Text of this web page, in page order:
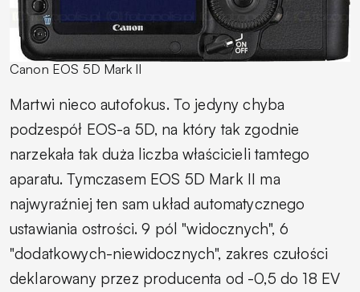
Canon EOS 5D Mark II
Martwi nieco autofokus. To jedyny chyba
podzespół EOS-a 5D, na który tak zgodnie
narzekała tak duża liczba właścicieli tamtego
aparatu. Tymczasem EOS 5D Mark II ma
najwyraźniej ten sam układ automatycznego
ustawiania ostrości. 9 pól "widocznych", 6
"dodatkowych-niewidocznych", zakres czułości
deklarowany przez producenta od -0,5 do 18 EV